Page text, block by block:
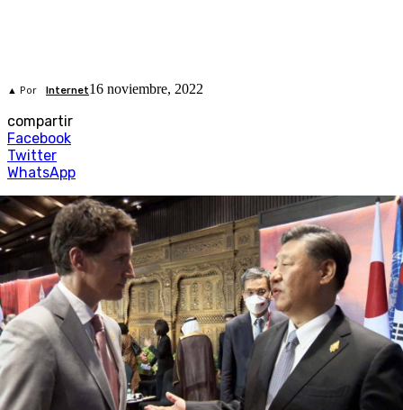
▲ Por Internet16 noviembre, 2022
compartir
Facebook
Twitter
WhatsApp